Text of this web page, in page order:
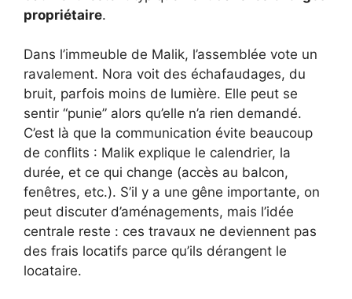
propriétaire.
Dans l’immeuble de Malik, l’assemblée vote un
ravalement. Nora voit des échafaudages, du
bruit, parfois moins de lumière. Elle peut se
sentir “punie” alors qu’elle n’a rien demandé.
C’est là que la communication évite beaucoup
de conflits : Malik explique le calendrier, la
durée, et ce qui change (accès au balcon,
fenêtres, etc.). S’il y a une gêne importante, on
peut discuter d’aménagements, mais l’idée
centrale reste : ces travaux ne deviennent pas
des frais locatifs parce qu’ils dérangent le
locataire.